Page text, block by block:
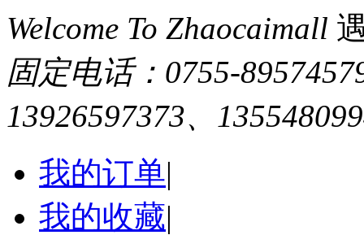
Welcome To Zhaocaimall
固定电话：0755-
13926597373、
我的订单|
我的收藏|